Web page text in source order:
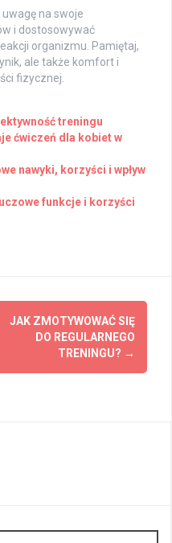
na swoje
i dostosowywać
organizmu. Pamiętaj,
ale także komfort i
fizycznej.
treningu
ćwiczeń dla kobiet w
nawyki, korzyści i wpływ
funkcje i korzyści
JAK ZMOTYWOWAĆ SIĘ
DO REGULARNEGO
TRENINGU? →